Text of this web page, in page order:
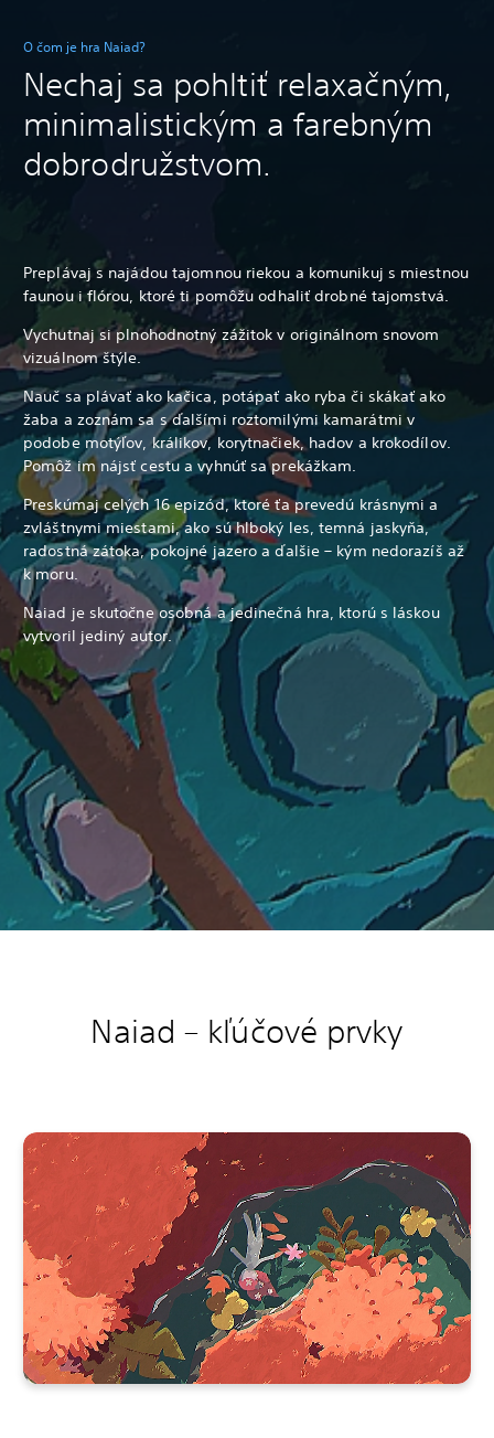
O čom je hra Naiad?
Nechaj sa pohltiť relaxačným,
minimalistickým a farebným
dobrodružstvom.
Preplávaj s najádou tajomnou riekou a komunikuj s miestnou
faunou i flórou, ktoré ti pomôžu odhaliť drobné tajomstvá.
Vychutnaj si plnohodnotný zážitok v originálnom snovom
vizuálnom štýle.
Nauč sa plávať ako kačica, potápať ako ryba či skákať ako
žaba a zoznám sa s ďalšími roztomilými kamarátmi v
podobe motýľov, králikov, korytnačiek, hadov a krokodílov.
Pomôž im nájsť cestu a vyhnúť sa prekážkam.
Preskúmaj celých 16 epizód, ktoré ťa prevedú krásnymi a
zvláštnymi miestami, ako sú hlboký les, temná jaskyňa,
radostná zátoka, pokojné jazero a ďalšie – kým nedorazíš až
k moru.
Naiad je skutočne osobná a jedinečná hra, ktorú s láskou
vytvoril jediný autor.
Naiad – kľúčové prvky